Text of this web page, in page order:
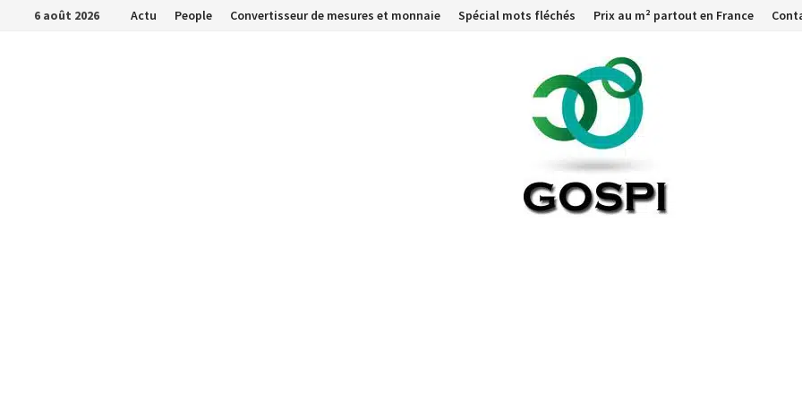
Passer6 août 2026 Actu People Convertisseur de mesures et monnaie Spécial mots fléchés Prix au m² partout en France